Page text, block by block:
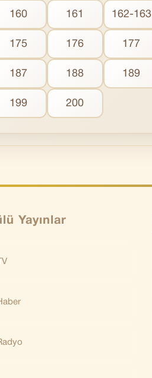
160 161 162-163
175 176 177
187 188 189
199 200
Yayınlar